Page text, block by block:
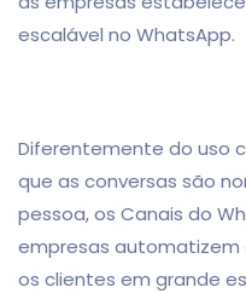
escalável no WhatsApp.
Diferentemente do uso
que as conversas são
pessoa, os Canais do
empresas automatizem
os clientes em grande